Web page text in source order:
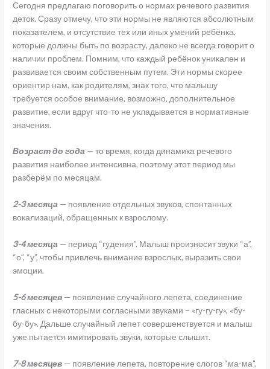
Сегодня предлагаю поговорить о нормах речевого развития
деток. Сразу отмечу, что эти нормы не являются абсолютным
показателем, и отсутствие тех или иных умений ребёнка,
которые должны быть по возрасту, далеко не всегда говорит о
наличии проблем. Помним, что каждый ребёнок уникален и
развивается своим собственным путем. Эти нормы скорее
ориентир нам, как родителям, знак того, что малышу
требуется особое внимание, возможно, дополнительное
развитие, если вдруг что-то не укладывается в нормативные
значения.
Возраст до года — то время, когда динамика речевого
развития наиболее интенсивна, поэтому этот период мы
разберём по месяцам.
2-3 месяца — появление отдельных звуков, спонтанных
вокализаций, обращенных к взрослому.
3-4 месяца — период “гудения”. Малыш произносит звуки “а”,
“о”, “у”, чтобы привлечь внимание взрослых, выразить свои
эмоции.
5-6 месяцев — появление случайного лепета, соединение
гласных с некоторыми согласными звуками – «гу-гу-гу», «бу-
бу-бу». Дальше случайный лепет совершенствуется и малыш
уже пытается имитировать звуки, которые слышит.
7-8 месяцев — появление лепета, повторение слогов “ма-ма”,